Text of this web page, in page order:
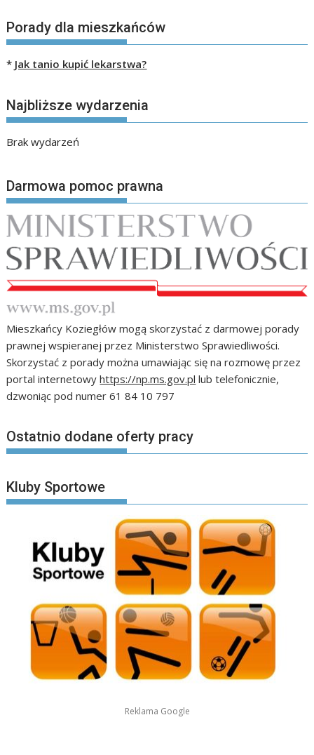
Porady dla mieszkańców
* Jak tanio kupić lekarstwa?
Najbliższe wydarzenia
Brak wydarzeń
Darmowa pomoc prawna
Mieszkańcy Koziegłów mogą skorzystać z darmowej porady
prawnej wspieranej przez Ministerstwo Sprawiedliwości.
Skorzystać z porady można umawiając się na rozmowę przez
portal internetowyhttps://np.ms.gov.pl lub telefonicznie,
dzwoniąc pod numer 61 84 10 797
Ostatnio dodane oferty pracy
Kluby Sportowe
Reklama Google